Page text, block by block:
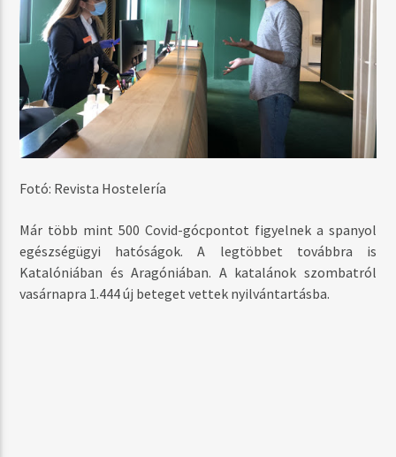
Fotó: Revista Hostelería
Már több mint 500 Covid-gócpontot figyelnek a spanyol
egészségügyi hatóságok. A legtöbbet továbbra is
Katalóniában és Aragóniában. A katalánok szombatról
vasárnapra 1.444 új beteget vettek nyilvántartásba.